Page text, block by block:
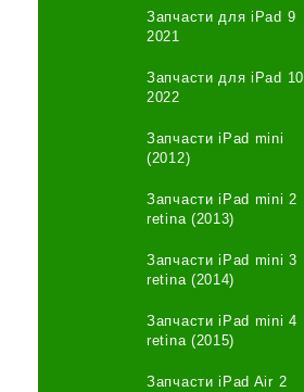
Запчасти для iPad 9
2021
Запчасти для iPad 10
2022
Запчасти iPad mini
(2012)
Запчасти iPad mini 2
retina (2013)
Запчасти iPad mini 3
retina (2014)
Запчасти iPad mini 4
retina (2015)
Запчасти iPad Air 2